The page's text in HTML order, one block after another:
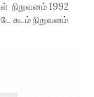
நிறுவனம் 1992
கடம் நிறுவனம்